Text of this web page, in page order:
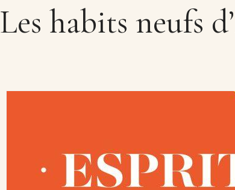
Les habits neufs d’